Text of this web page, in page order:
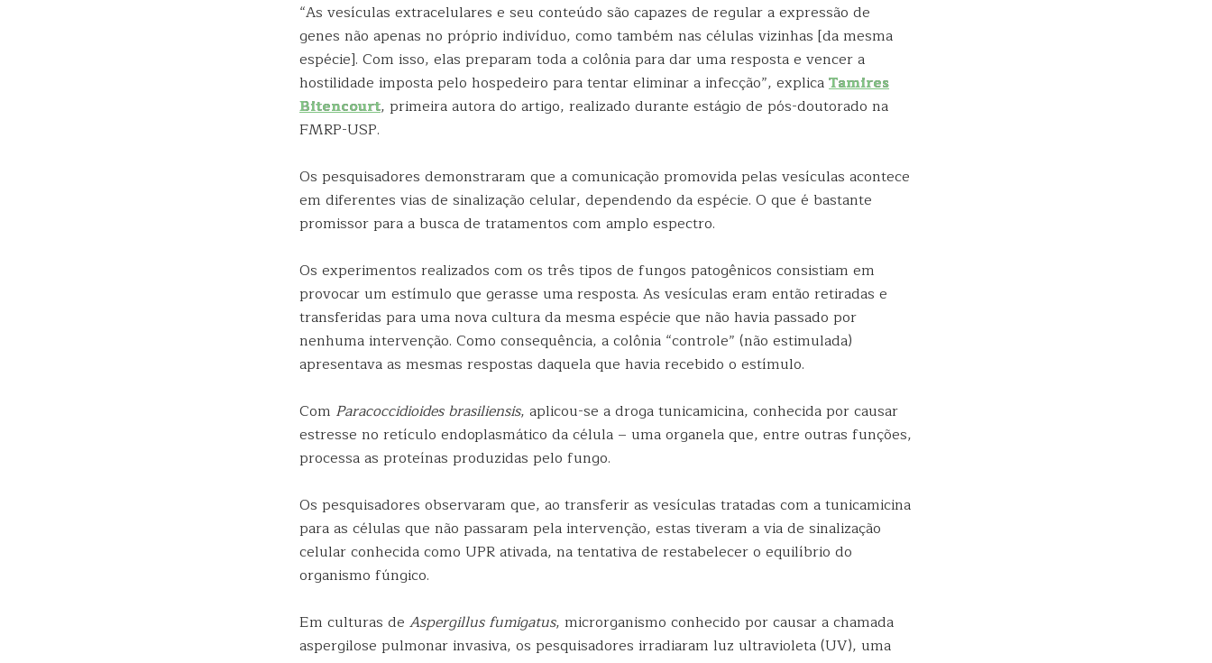
“As vesículas extracelulares e seu conteúdo são capazes de regular a expressão de
genes não apenas no próprio indivíduo, como também nas células vizinhas [da mesma
espécie]. Com isso, elas preparam toda a colônia para dar uma resposta e vencer a
hostilidade imposta pelo hospedeiro para tentar eliminar a infecção”, explicaTamires
Bitencourt, primeira autora do artigo, realizado durante estágio de pós-doutorado na
FMRP-USP.
Os pesquisadores demonstraram que a comunicação promovida pelas vesículas acontece
em diferentes vias de sinalização celular, dependendo da espécie. O que é bastante
promissor para a busca de tratamentos com amplo espectro.
Os experimentos realizados com os três tipos de fungos patogênicos consistiam em
provocar um estímulo que gerasse uma resposta. As vesículas eram então retiradas e
transferidas para uma nova cultura da mesma espécie que não havia passado por
nenhuma intervenção. Como consequência, a colônia “controle” (não estimulada)
apresentava as mesmas respostas daquela que havia recebido o estímulo.
Com Paracoccidioides brasiliensis, aplicou-se a droga tunicamicina, conhecida por causar
estresse no retículo endoplasmático da célula – uma organela que, entre outras funções,
processa as proteínas produzidas pelo fungo.
Os pesquisadores observaram que, ao transferir as vesículas tratadas com a tunicamicina
para as células que não passaram pela intervenção, estas tiveram a via de sinalização
celular conhecida como UPR ativada, na tentativa de restabelecer o equilíbrio do
organismo fúngico.
Em culturas de Aspergillus fumigatus, microrganismo conhecido por causar a chamada
aspergilose pulmonar invasiva, os pesquisadores irradiaram luz ultravioleta (UV), uma